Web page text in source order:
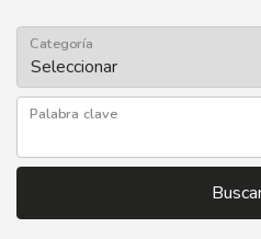
Categoría
Palabra clave